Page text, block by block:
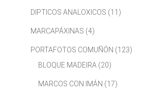
DIPTICOS ANALOXICOS (11)
MARCAPÁXINAS (4)
PORTAFOTOS COMUÑÓN (123)
BLOQUE MADEIRA (20)
MARCOS CON IMÁN (17)